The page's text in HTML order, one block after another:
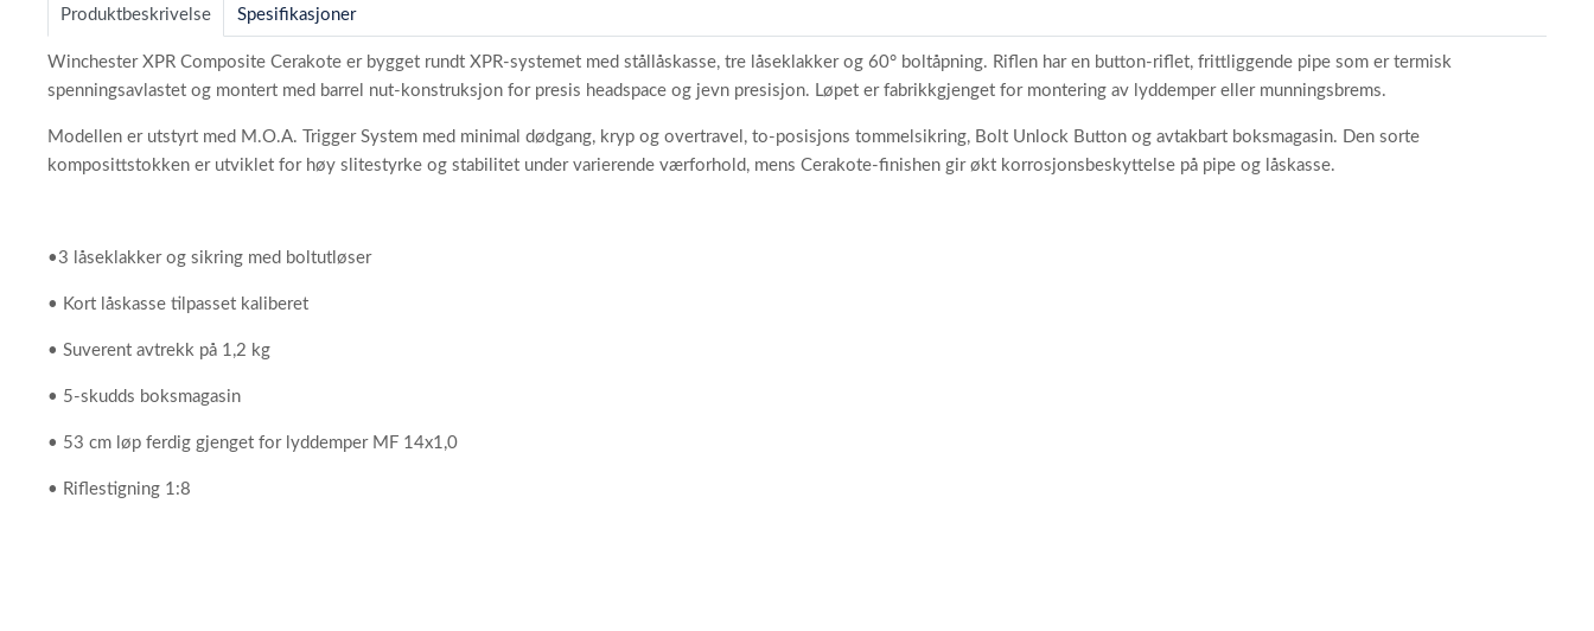
Produktbeskrivelse Spesifikasjoner
Winchester XPR Composite Cerakote er bygget rundt XPR-systemet med stållåskasse, tre låseklakker og 60° boltåpning. Riflen har en button-riflet, frittliggende pipe som er termisk
spenningsavlastet og montert med barrel nut-konstruksjon for presis headspace og jevn presisjon. Løpet er fabrikkgjenget for montering av lyddemper eller munningsbrems.
Modellen er utstyrt med M.O.A. Trigger System med minimal dødgang, kryp og overtravel, to-posisjons tommelsikring, Bolt Unlock Button og avtakbart boksmagasin. Den sorte
komposittstokken er utviklet for høy slitestyrke og stabilitet under varierende værforhold, mens Cerakote-finishen gir økt korrosjonsbeskyttelse på pipe og låskasse.
•3 låseklakker og sikring med boltutløser
• Kort låskasse tilpasset kaliberet
• Suverent avtrekk på 1,2 kg
• 5-skudds boksmagasin
• 53 cm løp ferdig gjenget for lyddemper MF 14x1,0
• Riflestigning 1:8